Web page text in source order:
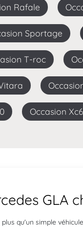
Rafale
Sportage
T-roc
Occasion
GLA
plus qu'un simple